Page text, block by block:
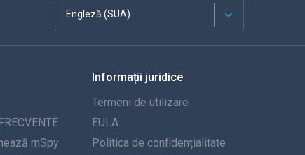
Engleză (SUA)
Franceză
Español
Portugheză
mSpy
Informații juridice
Termeni de utilizare
EULA
Politica de confidențialitate